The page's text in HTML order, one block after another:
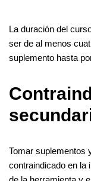
La duración del
ser de al menos
suplemento hasta
Tomar suplementos
contraindicado en la